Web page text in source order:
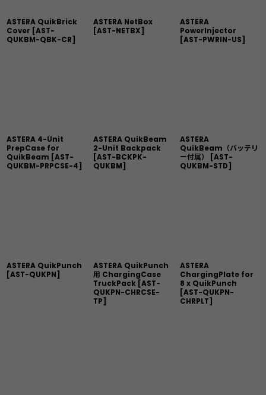
ASTERA QuikBrick
Cover [AST-
QUKBM-QBK-CR]
ASTERA NetBox
[AST-NETBX]
ASTERA
PowerInjector
[AST-PWRIN-US]
ASTERA 4-Unit
PrepCase for
QuikBeam [AST-
QUKBM-PRPCSE-4]
ASTERA QuikBeam
2-Unit Backpack
[AST-BCKPK-
QUKBM]
ASTERA
QuikBeam（バッテリ
ー付属）
[AST-
QUKBM-STD]
ASTERA QuikPunch
[AST-QUKPN]
ASTERA QuikPunch
用 ChargingCase
TruckPack [AST-
QUKPN-CHRCSE-
TP]
ASTERA
ChargingPlate for
8 x QuikPunch
[AST-QUKPN-
CHRPLT]